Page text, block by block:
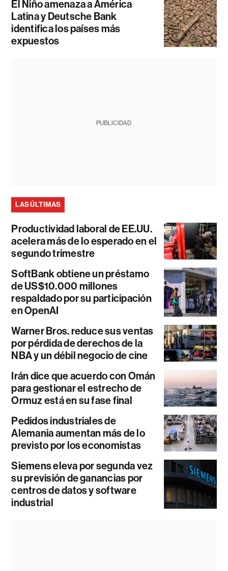
El Niño amenaza a América
Latina y Deutsche Bank
identifica los países más
expuestos
PUBLICIDAD
LAS ÚLTIMAS
Productividad laboral de EE.UU.
acelera más de lo esperado en el
segundo trimestre
SoftBank obtiene un préstamo
de US$10.000 millones
respaldado por su participación
en OpenAI
Warner Bros. reduce sus ventas
por pérdida de derechos de la
NBA y un débil negocio de cine
Irán dice que acuerdo con Omán
para gestionar el estrecho de
Ormuz está en su fase final
Pedidos industriales de
Alemania aumentan más de lo
previsto por los economistas
Siemens eleva por segunda vez
su previsión de ganancias por
centros de datos y software
industrial